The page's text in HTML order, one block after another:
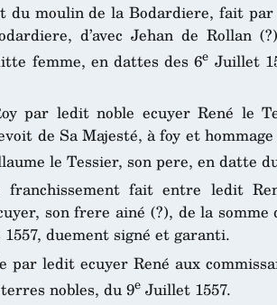
du moulin de la Bodardiere, fait
d’avec Jehan de Rollan
femme, en dattes des 6e Juillet
par ledit noble ecuyer René le
de Sa Majesté, à foy et
le Tessier, son pere, en datte
fait entre ledit
son frere ainé (?), de la
duement signé et garanti.
par ledit ecuyer René aux
nobles, du 9e Juillet 1557.